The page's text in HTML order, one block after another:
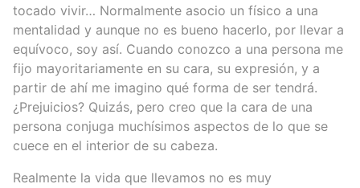
tocado vivir… Normalmente asocio un físico a una
mentalidad y aunque no es bueno hacerlo, por llevar a
equívoco, soy así. Cuando conozco a una persona me
fijo mayoritariamente en su cara, su expresión, y a
partir de ahí me imagino qué forma de ser tendrá.
¿Prejuicios? Quizás, pero creo que la cara de una
persona conjuga muchísimos aspectos de lo que se
cuece en el interior de su cabeza.
Realmente la vida que llevamos no es muy